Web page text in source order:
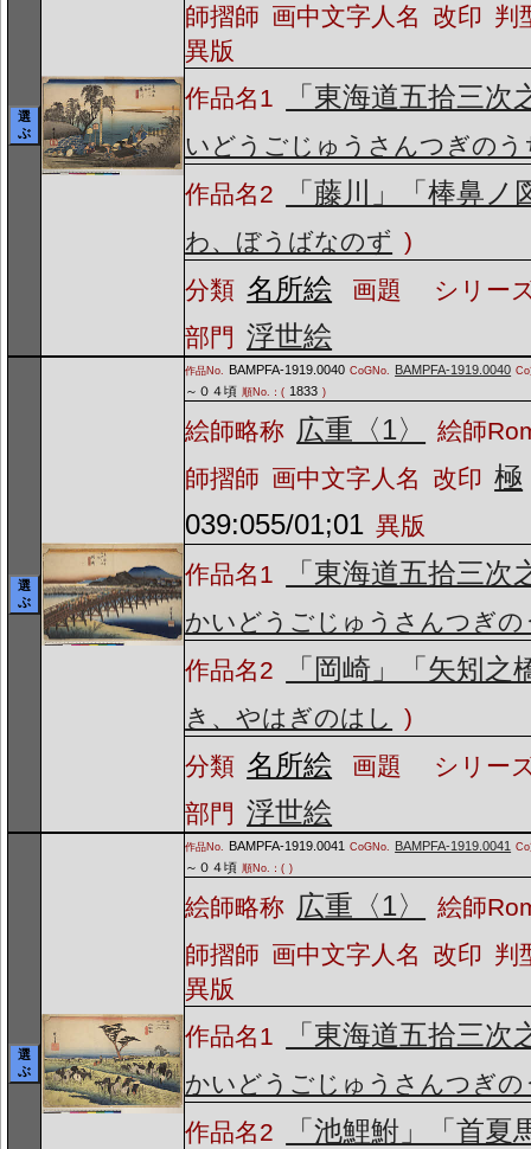
選
ぶ
師摺師 画中文字人名 改印 判
異版
作品名1
「東海道五拾三次
いどうごじゅうさんつぎのう
作品名2
「藤川」「棒鼻ノ
わ、ぼうばなのず )
分類 名所絵 画題
シリー
部門 浮世絵
選
ぶ
作品No. BAMPFA-1919.0040 CoGNo. BAMPFA-1919.0040
～０４頃 順No.：( 1833 )
絵師略称 広重〈1〉
絵師
師摺師 画中文字人名 改印 極
039:055/01;01 異版
作品名1
「東海道五拾三次
かいどうごじゅうさんつぎの
作品名2
「岡崎」「矢矧之
き、やはぎのはし
)
分類 名所絵 画題
シリー
部門 浮世絵
選
ぶ
作品No. BAMPFA-1919.0041 CoGNo. BAMPFA-1919.0041
～０４頃 順No.：( )
絵師略称 広重〈1〉
絵師
師摺師 画中文字人名 改印 判
異版
作品名1
「東海道五拾三次
かいどうごじゅうさんつぎの
作品名2
「池鯉鮒」「首夏